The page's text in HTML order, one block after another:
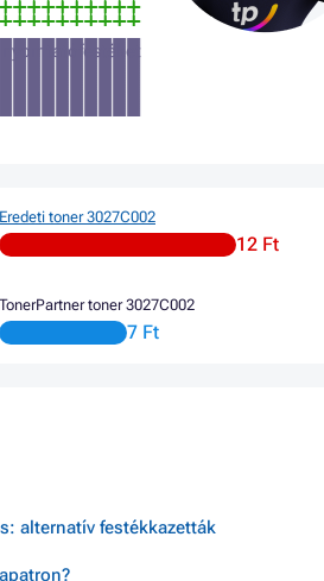
Eredeti toner 3027C002
12 Ft
TonerPartner toner 3027C002
7 Ft
alternatív festékkazetták